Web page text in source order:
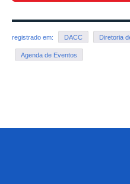
registrado em: DACC Diretoria
Agenda de Eventos